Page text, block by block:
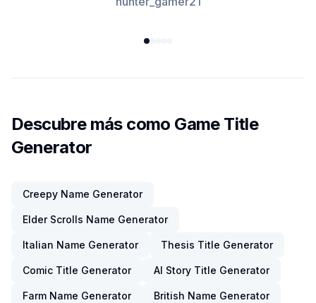
Descubre más como Game Title
Generator
Creepy Name Generator
Elder Scrolls Name Generator
Italian Name Generator Thesis Title Generator
Comic Title Generator AI Story Title Generator
Farm Name Generator British Name Generator